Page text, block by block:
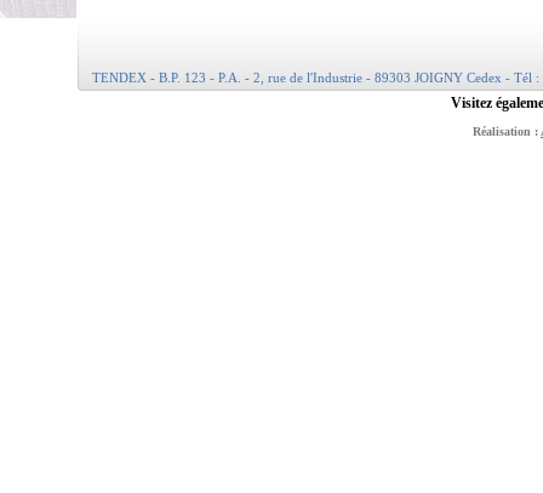
TENDEX - B.P. 123 - P.A. - 2, rue de l'Industrie - 89303 JOIGNY Cedex - Tél
Visitez
Réalisation :